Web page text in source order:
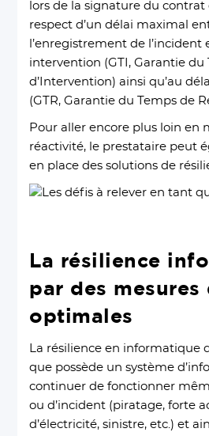
lors de la signature du contrat
respect d’un délai maximal
l’enregistrement de l’incident
intervention (GTI, Garantie du
d’Intervention) ainsi qu’au
(GTR, Garantie du Temps de
Pour aller encore plus loin en
réactivité, le prestataire peut
en place des solutions de
La résilience
par des mesures
optimales
La résilience en informatique
que possède un système
continuer de fonctionner
ou d’incident (piratage, forte
d’électricité, sinistre, etc.) et